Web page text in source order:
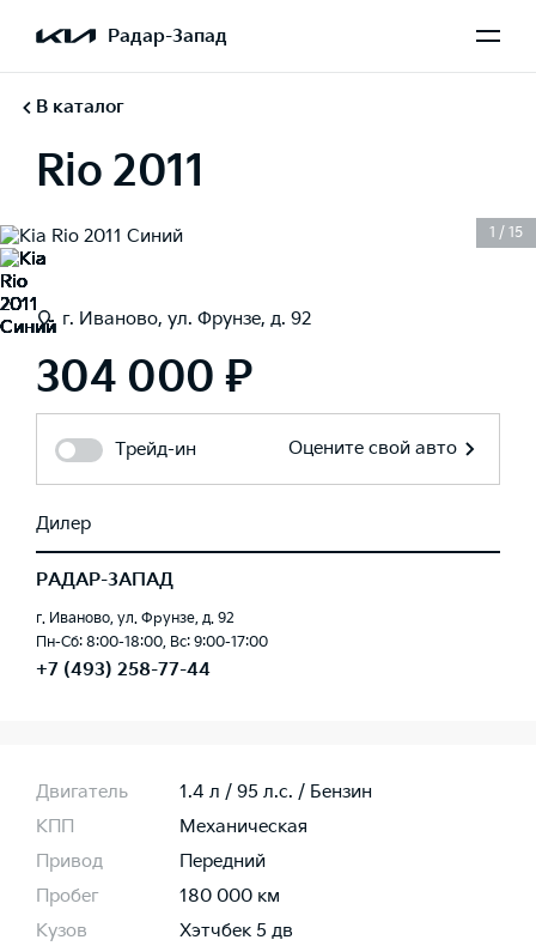
Радар-Запад
В каталог
Rio 2011
1 / 15
г. Иваново, ул. Фрунзе, д. 92
304 000 ₽
Трейд-ин Оцените свой авто
Дилер
РАДАР-ЗАПАД
г. Иваново, ул. Фрунзе, д. 92
Пн-Сб: 8:00-18:00, Вс: 9:00-17:00
+7 (493) 258-77-44
Двигатель
1.4 л / 95 л.c. / Бензин
КПП
Механическая
Привод
Передний
Пробег
180 000 км
Кузов
Хэтчбек 5 дв